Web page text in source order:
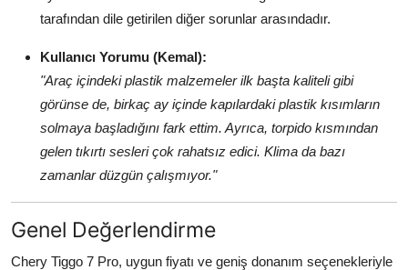
tarafından dile getirilen diğer sorunlar arasındadır.
Kullanıcı Yorumu (Kemal):
"Araç içindeki plastik malzemeler ilk başta kaliteli gibi
görünse de, birkaç ay içinde kapılardaki plastik kısımların
solmaya başladığını fark ettim. Ayrıca, torpido kısmından
gelen tıkırtı sesleri çok rahatsız edici. Klima da bazı
zamanlar düzgün çalışmıyor."
Genel Değerlendirme
Chery Tiggo 7 Pro, uygun fiyatı ve geniş donanım seçenekleriyle